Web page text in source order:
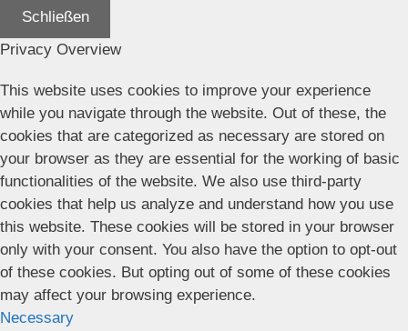
Schließen
Privacy Overview
This website uses cookies to improve your experience
while you navigate through the website. Out of these, the
cookies that are categorized as necessary are stored on
your browser as they are essential for the working of basic
functionalities of the website. We also use third-party
cookies that help us analyze and understand how you use
this website. These cookies will be stored in your browser
only with your consent. You also have the option to opt-out
of these cookies. But opting out of some of these cookies
may affect your browsing experience.
Necessary